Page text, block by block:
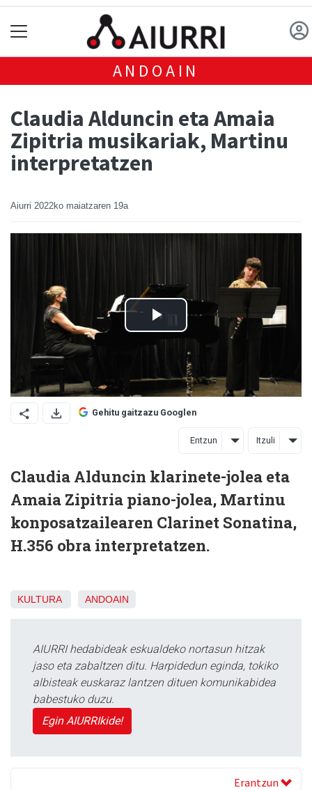
ANDOAIN
Claudia Alduncin eta Amaia
Zipitria musikariak, Martinu
interpretatzen
Aiurri 2022ko maiatzaren 19a
Gehitu gaitzazu Googlen
Entzun Itzuli
Claudia Alduncin klarinete-jolea eta
Amaia Zipitria piano-jolea, Martinu
konposatzailearen Clarinet Sonatina,
H.356 obra interpretatzen.
KULTURA ANDOAIN
AIURRI hedabideak eskualdeko nortasun hitzak
jaso eta zabaltzen ditu. Harpidedun eginda, tokiko
albisteak euskaraz lantzen dituen komunikabidea
babestuko duzu.
Egin AIURRIkide!
Erantzun